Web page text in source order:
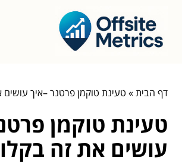
דף הבית» טעינת טוקמן פרטנר –איך עושים
טעינת טוקמן
עושים את זה